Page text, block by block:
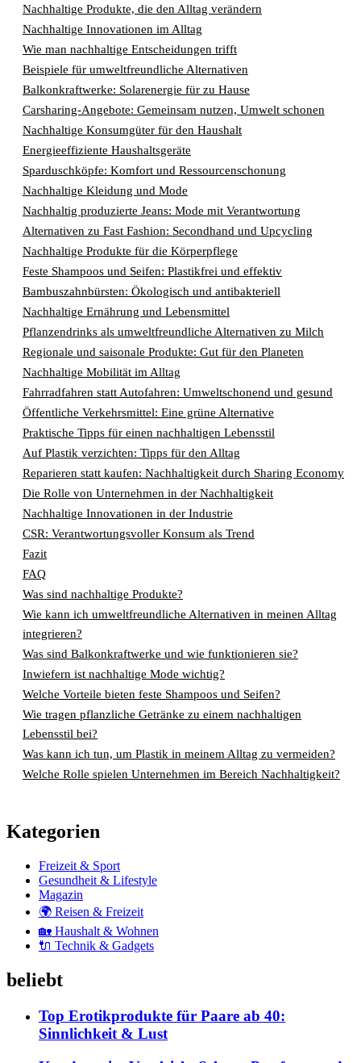
Nachhaltige Produkte, die den Alltag verändern
Nachhaltige Innovationen im Alltag
Wie man nachhaltige Entscheidungen trifft
Beispiele für umweltfreundliche Alternativen
Balkonkraftwerke: Solarenergie für zu Hause
Carsharing-Angebote: Gemeinsam nutzen, Umwelt schonen
Nachhaltige Konsumgüter für den Haushalt
Energieeffiziente Haushaltsgeräte
Sparduschköpfe: Komfort und Ressourcenschonung
Nachhaltige Kleidung und Mode
Nachhaltig produzierte Jeans: Mode mit Verantwortung
Alternativen zu Fast Fashion: Secondhand und Upcycling
Nachhaltige Produkte für die Körperpflege
Feste Shampoos und Seifen: Plastikfrei und effektiv
Bambuszahnbürsten: Ökologisch und antibakteriell
Nachhaltige Ernährung und Lebensmittel
Pflanzendrinks als umweltfreundliche Alternativen zu Milch
Regionale und saisonale Produkte: Gut für den Planeten
Nachhaltige Mobilität im Alltag
Fahrradfahren statt Autofahren: Umweltschonend und gesund
Öffentliche Verkehrsmittel: Eine grüne Alternative
Praktische Tipps für einen nachhaltigen Lebensstil
Auf Plastik verzichten: Tipps für den Alltag
Reparieren statt kaufen: Nachhaltigkeit durch Sharing Economy
Die Rolle von Unternehmen in der Nachhaltigkeit
Nachhaltige Innovationen in der Industrie
CSR: Verantwortungsvoller Konsum als Trend
Fazit
FAQ
Was sind nachhaltige Produkte?
Wie kann ich umweltfreundliche Alternativen in meinen Alltag
integrieren?
Was sind Balkonkraftwerke und wie funktionieren sie?
Inwiefern ist nachhaltige Mode wichtig?
Welche Vorteile bieten feste Shampoos und Seifen?
Wie tragen pflanzliche Getränke zu einem nachhaltigen
Lebensstil bei?
Was kann ich tun, um Plastik in meinem Alltag zu vermeiden?
Welche Rolle spielen Unternehmen im Bereich Nachhaltigkeit?
Kategorien
Freizeit & Sport
Gesundheit & Lifestyle
Magazin
🌍 Reisen & Freizeit
🏡 Haushalt & Wohnen
🔌 Technik & Gadgets
beliebt
Top Erotikprodukte für Paare ab 40:
Sinnlichkeit & Lust